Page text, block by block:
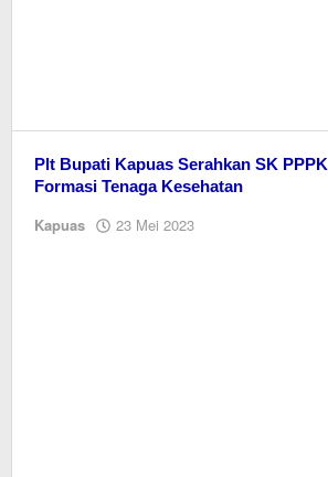
Plt Bupati Kapuas Serahkan SK PPPK
Formasi Tenaga Kesehatan
Kapuas 23 Mei 2023